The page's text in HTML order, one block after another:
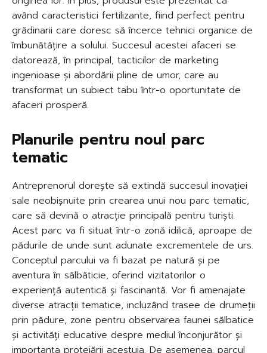
având caracteristici fertilizante, fiind perfect pentru
grădinarii care doresc să încerce tehnici organice de
îmbunătățire a solului. Succesul acestei afaceri se
datorează, în principal, tacticilor de marketing
ingenioase și abordării pline de umor, care au
transformat un subiect tabu într-o oportunitate de
afaceri prosperă.
Planurile pentru noul parc
tematic
Antreprenorul dorește să extindă succesul inovației
sale neobișnuite prin crearea unui nou parc tematic,
care să devină o atracție principală pentru turiști.
Acest parc va fi situat într-o zonă idilică, aproape de
pădurile de unde sunt adunate excrementele de urs.
Conceptul parcului va fi bazat pe natură și pe
aventura în sălbăticie, oferind vizitatorilor o
experiență autentică și fascinantă. Vor fi amenajate
diverse atracții tematice, incluzând trasee de drumeții
prin pădure, zone pentru observarea faunei sălbatice
și activități educative despre mediul înconjurător și
importanța protejării acestuia. De asemenea, parcul